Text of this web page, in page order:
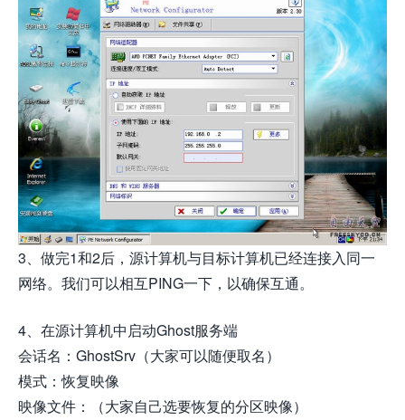
3、做完1和2后，源计算机与目标计算机已经连接入同一
网络。我们可以相互PING一下，以确保互通。
4、在源计算机中启动Ghost服务端
会话名：GhostSrv（大家可以随便取名）
模式：恢复映像
映像文件：（大家自己选要恢复的分区映像）